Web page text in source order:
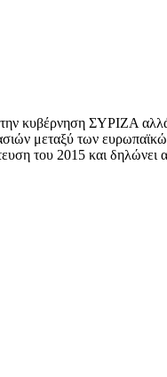
κυβέρνηση ΣΥΡΙΖΑ
μεταξύ των
του 2015 και δηλώνει